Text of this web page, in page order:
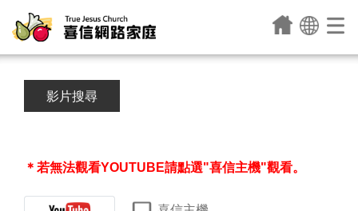
影片搜尋
＊若無法觀看YOUTUBE請點選"喜信主機"觀看。